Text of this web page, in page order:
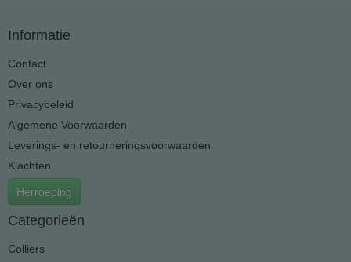
Informatie
Contact
Over ons
Privacybeleid
Algemene Voorwaarden
Leverings- en retourneringsvoorwaarden
Klachten
Herroeping
Categorieën
Colliers